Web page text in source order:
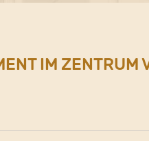
IM ZENTRUM